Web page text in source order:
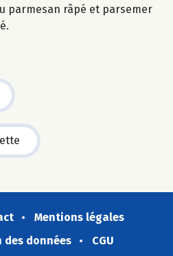
parmesan râpé et parsemer
Mentions légales
données
CGU